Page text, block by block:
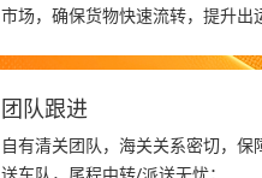
市场，确保货物快速流转，提升出
团队跟进
自有清关团队，海关关系密切，